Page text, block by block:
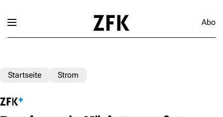
Abo
Startseite Strom